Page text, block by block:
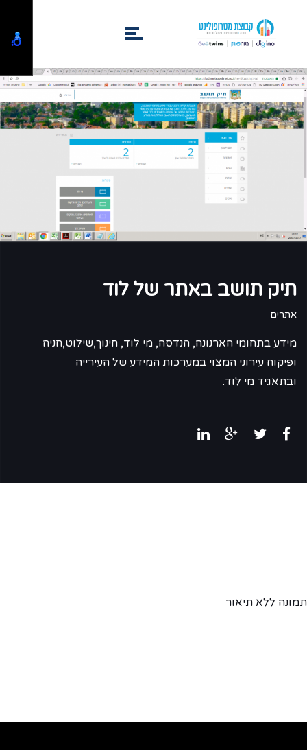
תיק תושב באתר של לוד
אתרים
מידע בתחומי הארנונה, הנדסה, מי לוד, חינוך,שילוט,חניה
ופיקוח עירוני המצוי במערכות המידע של העירייה
ובתאגיד מי לוד.